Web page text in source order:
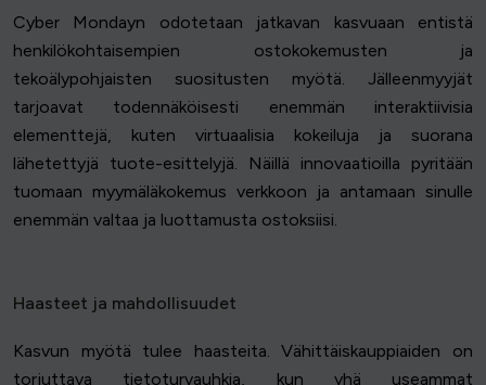
Cyber Mondayn odotetaan jatkavan kasvuaan entistä
henkilökohtaisempien ostokokemusten ja
tekoälypohjaisten suositusten myötä. Jälleenmyyjät
tarjoavat todennäköisesti enemmän interaktiivisia
elementtejä, kuten virtuaalisia kokeiluja ja suorana
lähetettyjä tuote-esittelyjä. Näillä innovaatioilla pyritään
tuomaan myymäläkokemus verkkoon ja antamaan sinulle
enemmän valtaa ja luottamusta ostoksiisi.
Haasteet ja mahdollisuudet
Kasvun myötä tulee haasteita. Vähittäiskauppiaiden on
torjuttava tietoturvauhkia, kun yhä useammat